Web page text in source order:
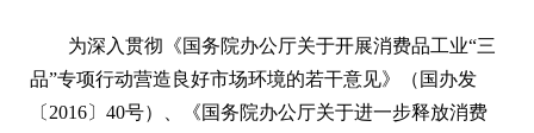
为深入贯彻《国务院办公厅关于开展消费品工业“三
品”专项行动营造良好市场环境的若干意见》（国办发
〔2016〕40号）、《国务院办公厅关于进一步释放消费